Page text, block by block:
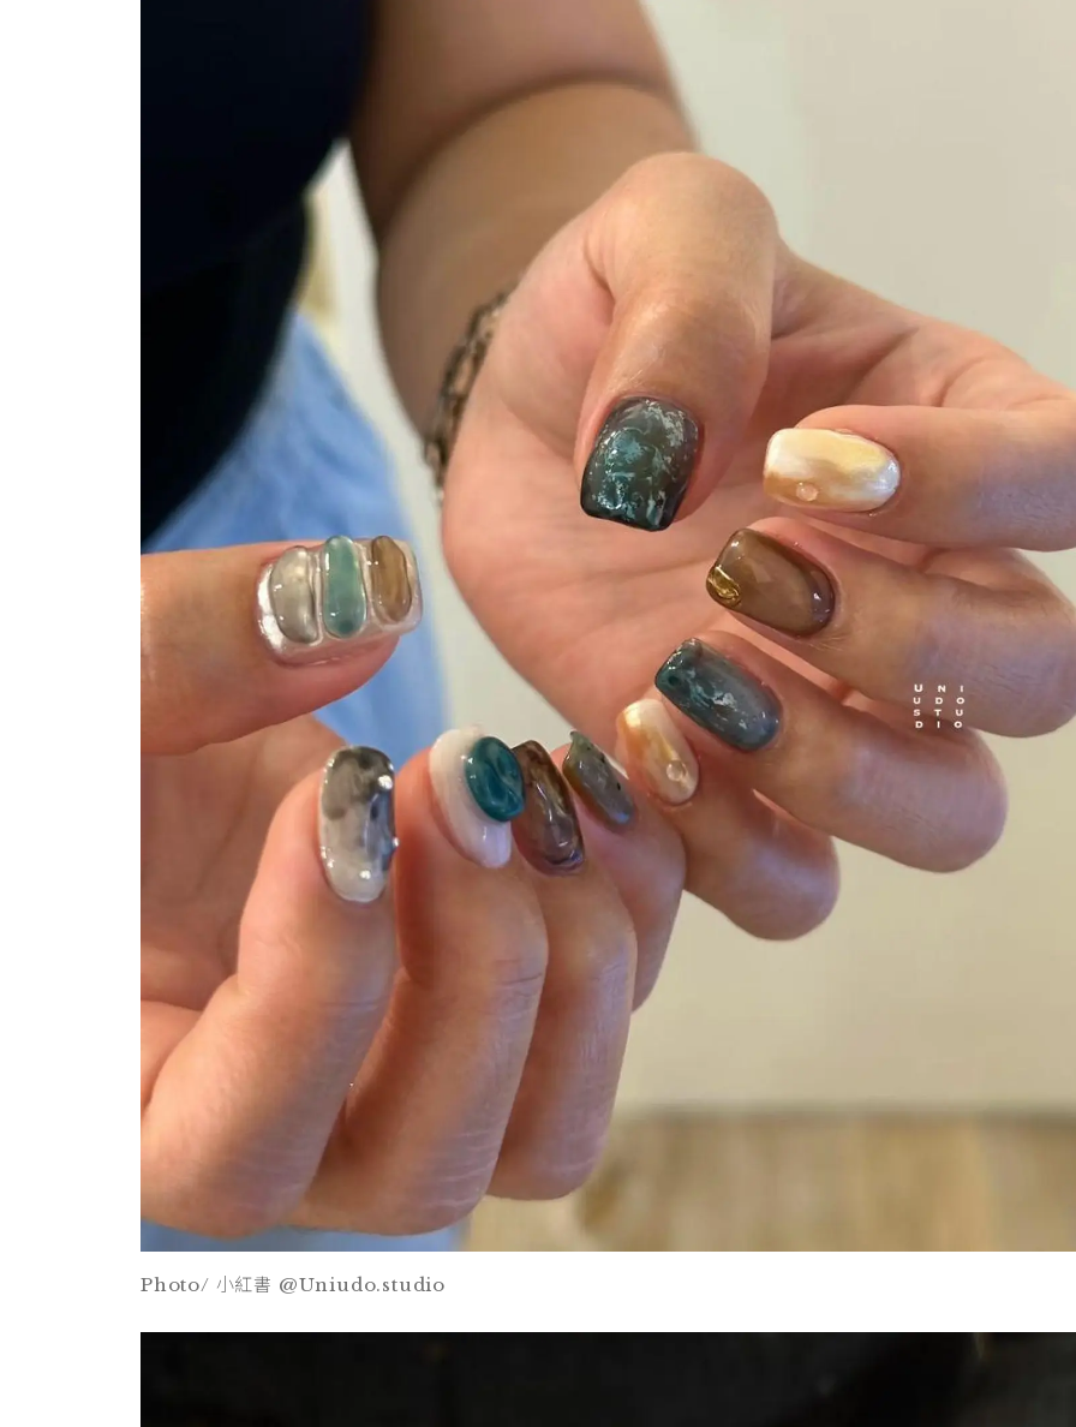
Photo/ 小紅書 @Uniudo.studio